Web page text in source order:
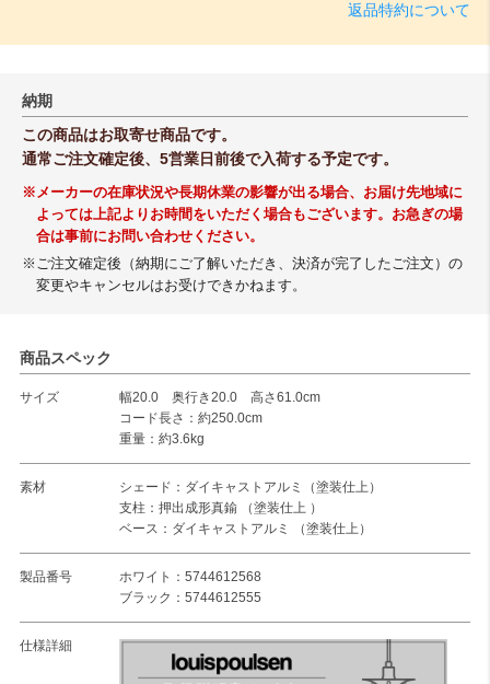
返品特約について
納期
この商品はお取寄せ商品です。
通常ご注文確定後、5営業日前後で入荷する予定です。
※メーカーの在庫状況や長期休業の影響が出る場合、お届け先地域に
よっては上記よりお時間をいただく場合もございます。お急ぎの場
合は事前にお問い合わせください。
※ご注文確定後（納期にご了解いただき、決済が完了したご注文）の
変更やキャンセルはお受けできかねます。
商品スペック
サイズ
幅20.0 奥行き20.0 高さ61.0cm
コード長さ：約250.0cm
重量：約3.6kg
素材
シェード：ダイキャストアルミ（塗装仕上）
支柱：押出成形真鍮 （塗装仕上 ）
ベース：ダイキャストアルミ （塗装仕上）
製品番号
ホワイト：5744612568
ブラック：5744612555
仕様詳細